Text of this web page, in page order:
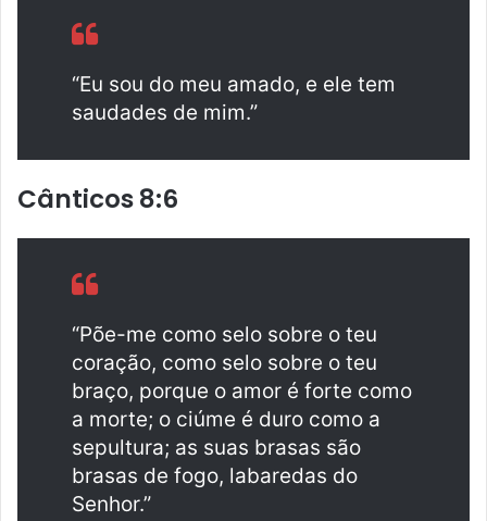
“Eu sou do meu amado, e ele tem
saudades de mim.”
Cânticos 8:6
“Põe-me como selo sobre o teu
coração, como selo sobre o teu
braço, porque o amor é forte como
a morte; o ciúme é duro como a
sepultura; as suas brasas são
brasas de fogo, labaredas do
Senhor.”